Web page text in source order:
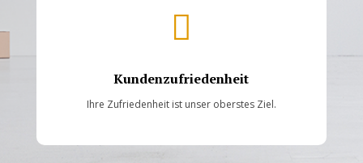

Kundenzufriedenheit
Ihre Zufriedenheit ist unser oberstes Ziel.